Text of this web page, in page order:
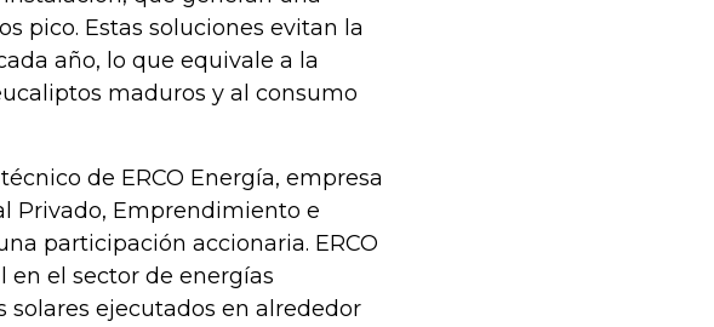
pico. Estas soluciones evitan la
año, lo que equivale a la
maduros y al consumo
de ERCO Energía, empresa
Privado, Emprendimiento e
participación accionaria. ERCO
en el sector de energías
solares ejecutados en alrededor